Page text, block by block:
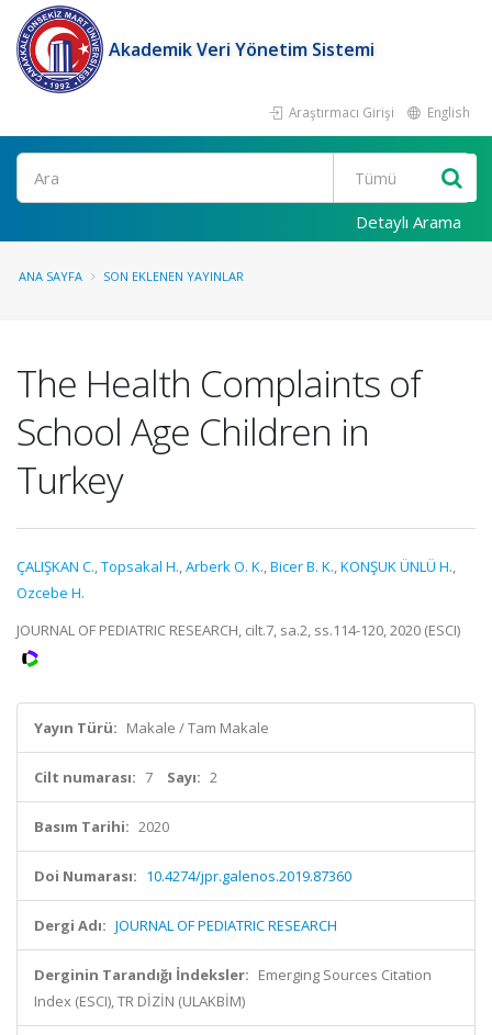
Akademik Veri Yönetim Sistemi
Araştırmacı Girişi English
Ara
Detaylı Arama
ANA SAYFA SON EKLENEN YAYINLAR
The Health Complaints of
School Age Children in
Turkey
ÇALIŞKAN C.,Topsakal H.,Arberk O. K.,Bicer B. K.,KONŞUK ÜNLÜ H.,
Ozcebe H.
JOURNAL OF PEDIATRIC RESEARCH, cilt.7, sa.2, ss.114-120, 2020 (ESCI)
Yayın Türü: Makale / Tam Makale
Cilt numarası: 7 Sayı: 2
Basım Tarihi: 2020
Doi Numarası: 10.4274/jpr.galenos.2019.87360
Dergi Adı: JOURNAL OF PEDIATRIC RESEARCH
Derginin Tarandığı İndeksler: Emerging Sources Citation
Index (ESCI), TR DİZİN (ULAKBİM)